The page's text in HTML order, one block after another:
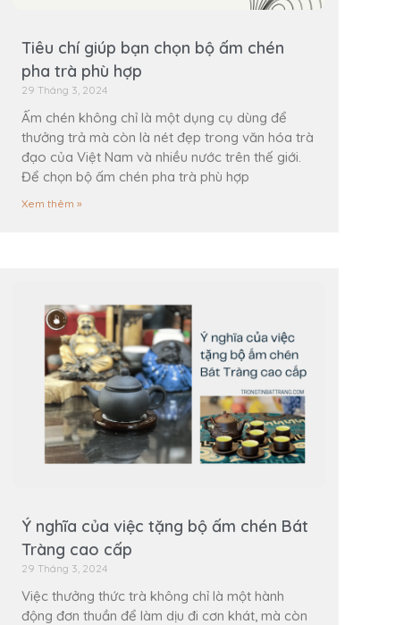
Tiêu chí giúp bạn chọn bộ ấm chén
pha trà phù hợp
29 Tháng 3, 2024
Ấm chén không chỉ là một dụng cụ dùng để
thưởng trả mà còn là nét đẹp trong văn hóa trà
đạo của Việt Nam và nhiều nước trên thế giới.
Để chọn bộ ấm chén pha trà phù hợp
Xem thêm »
Ý nghĩa của việc tặng bộ ấm chén Bát
Tràng cao cấp
29 Tháng 3, 2024
Việc thưởng thức trà không chỉ là một hành
động đơn thuần để làm dịu đi cơn khát, mà còn